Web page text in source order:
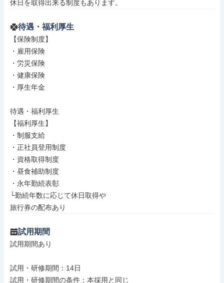
休日を取得出来る制度もあります。
待遇・福利厚生
【保険制度】
・雇用保険
・労災保険
・健康保険
・厚生年金
待遇・福利厚生
【福利厚生】
・制服支給
・正社員登用制度
・資格取得制度
・昼食補助制度
・永年勤続表彰
└勤続年数に応じて休日取得や
旅行券の配布あり
試用期間
試用期間あり
試用・研修期間：14日